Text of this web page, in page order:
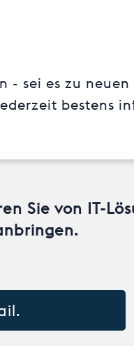
- sei es zu
bestens
Sie von IT-